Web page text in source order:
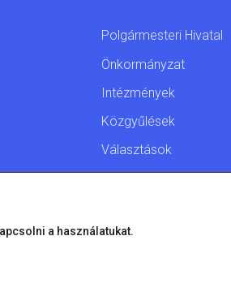
Polgármesteri Hivatal
Önkormányzat
Intézmények
Közgyűlések
Választások
a használatukat.